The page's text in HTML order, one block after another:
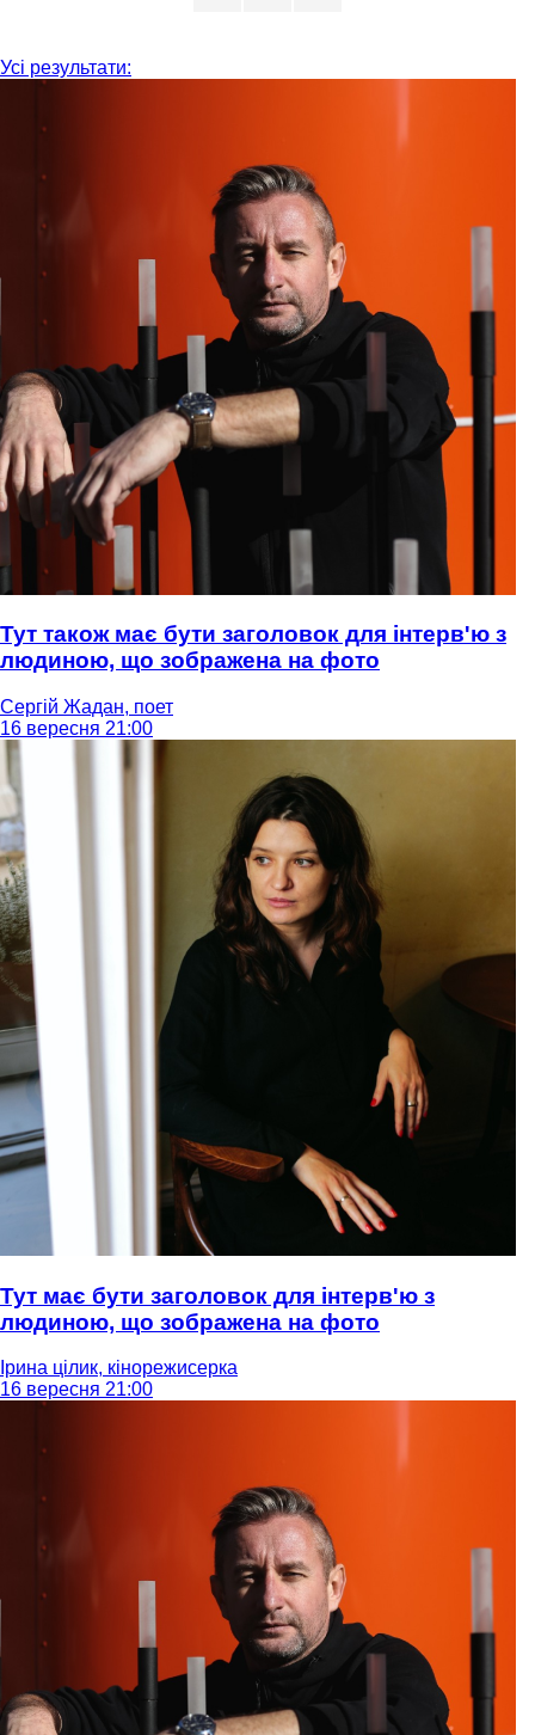
Усі результати:
Тут також має бути заголовок для інтерв'ю з
людиною, що зображена на фото
Сергій Жадан, поет
16 вересня 21:00
Тут має бути заголовок для інтерв'ю з
людиною, що зображена на фото
Ірина цілик, кінорежисерка
16 вересня 21:00